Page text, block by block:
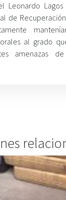
Leonardo
de
al grado
amenazas